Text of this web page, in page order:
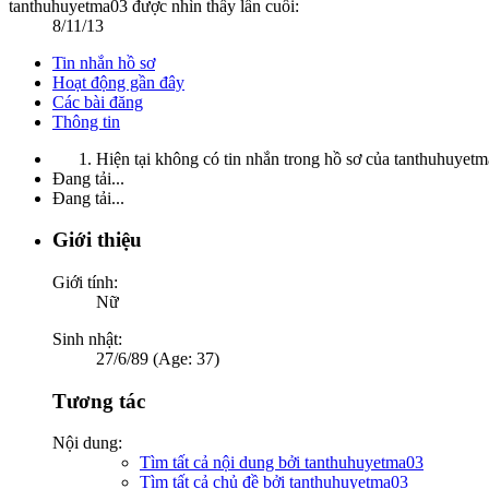
tanthuhuyetma03 được nhìn thấy lần cuối:
8/11/13
Tin nhắn hồ sơ
Hoạt động gần đây
Các bài đăng
Thông tin
Hiện tại không có tin nhắn trong hồ sơ của
Đang tải...
Đang tải...
Giới thiệu
Giới tính:
Nữ
Sinh nhật:
27/6/89 (Age: 37)
Tương tác
Nội dung:
Tìm tất cả nội dung bởi tanthuhuyetma03
Tìm tất cả chủ đề bởi tanthuhuyetma03